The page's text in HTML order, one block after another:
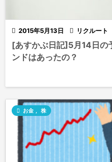
 2015年5月13日  リクルート
[あすかぶ日記]5月14日の
ンドはあったの？
 お金 , 株